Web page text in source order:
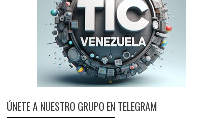
ÚNETE A NUESTRO GRUPO EN TELEGRAM